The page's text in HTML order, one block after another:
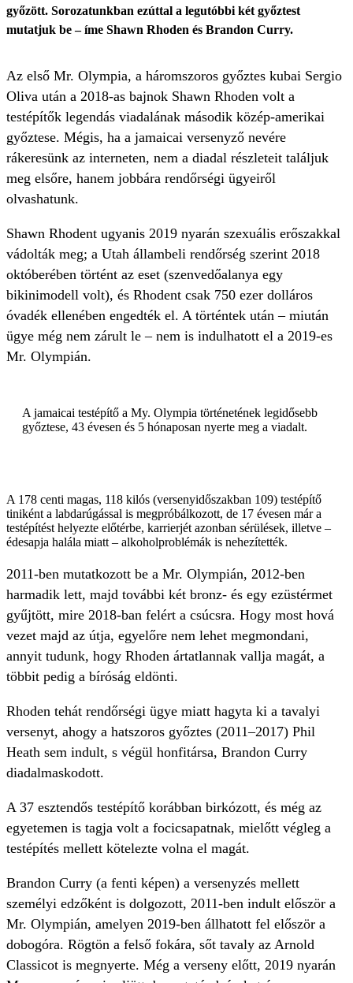
győzött. Sorozatunkban ezúttal a legutóbbi két győztest
mutatjuk be – íme Shawn Rhoden és Brandon Curry.
Az első Mr. Olympia, a háromszoros győztes kubai Sergio
Oliva után a 2018-as bajnok Shawn Rhoden volt a
testépítők legendás viadalának második közép-amerikai
győztese. Mégis, ha a jamaicai versenyző nevére
rákeresünk az interneten, nem a diadal részleteit találjuk
meg elsőre, hanem jobbára rendőrségi ügyeiről
olvashatunk.
Shawn Rhodent ugyanis 2019 nyarán szexuális erőszakkal
vádolták meg; a Utah állambeli rendőrség szerint 2018
októberében történt az eset (szenvedőalanya egy
bikinimodell volt), és Rhodent csak 750 ezer dolláros
óvadék ellenében engedték el. A történtek után – miután
ügye még nem zárult le – nem is indulhatott el a 2019-es
Mr. Olympián.
A jamaicai testépítő a My. Olympia történetének legidősebb
győztese, 43 évesen és 5 hónaposan nyerte meg a viadalt.
A 178 centi magas, 118 kilós (versenyidőszakban 109) testépítő
tiniként a labdarúgással is megpróbálkozott, de 17 évesen már a
testépítést helyezte előtérbe, karrierjét azonban sérülések, illetve –
édesapja halála miatt – alkoholproblémák is nehezítették.
2011-ben mutatkozott be a Mr. Olympián, 2012-ben
harmadik lett, majd további két bronz- és egy ezüstérmet
gyűjtött, mire 2018-ban felért a csúcsra. Hogy most hová
vezet majd az útja, egyelőre nem lehet megmondani,
annyit tudunk, hogy Rhoden ártatlannak vallja magát, a
többit pedig a bíróság eldönti.
Rhoden tehát rendőrségi ügye miatt hagyta ki a tavalyi
versenyt, ahogy a hatszoros győztes (2011–2017) Phil
Heath sem indult, s végül honfitársa, Brandon Curry
diadalmaskodott.
A 37 esztendős testépítő korábban birkózott, és még az
egyetemen is tagja volt a focicsapatnak, mielőtt végleg a
testépítés mellett kötelezte volna el magát.
Brandon Curry (a fenti képen) a versenyzés mellett
személyi edzőként is dolgozott, 2011-ben indult először a
Mr. Olympián, amelyen 2019-ben állhatott fel először a
dobogóra. Rögtön a felső fokára, sőt tavaly az Arnold
Classicot is megnyerte. Még a verseny előtt, 2019 nyarán